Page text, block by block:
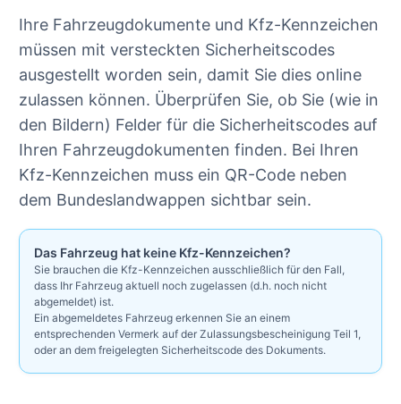
Ihre Fahrzeugdokumente und Kfz-Kennzeichen
müssen mit versteckten Sicherheitscodes
ausgestellt worden sein, damit Sie dies online
zulassen können. Überprüfen Sie, ob Sie (wie in
den Bildern) Felder für die Sicherheitscodes auf
Ihren Fahrzeugdokumenten finden. Bei Ihren
Kfz-Kennzeichen muss ein QR-Code neben
dem Bundeslandwappen sichtbar sein.
Das Fahrzeug hat keine Kfz-Kennzeichen?
Sie brauchen die Kfz-Kennzeichen ausschließlich für den Fall,
dass Ihr Fahrzeug aktuell noch zugelassen (d.h. noch nicht
abgemeldet) ist.
Ein abgemeldetes Fahrzeug erkennen Sie an einem
entsprechenden Vermerk auf der Zulassungsbescheinigung Teil 1,
oder an dem freigelegten Sicherheitscode des Dokuments.